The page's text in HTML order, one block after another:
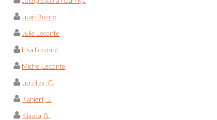
Juan Bueno
Julie Leconte
Lisa Leconte
Michel Leconte
Jurzitza, G.
Kahlert, J.
Kiauta, B.